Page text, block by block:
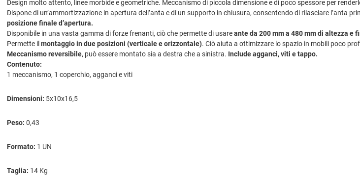
Design molto attento, linee morbide e geometriche. Meccanismo di piccola dimensione e di poco spessore per
Dispone di un’ammortizzazione in apertura dell’anta e di un supporto in chiusura, consentendo di rilasciare l’anta
posizione finale d’apertura.
Disponibile in una vasta gamma di forze frenanti, ciò che permette di usareante da 200 mm a 480 mm di altezza e
Permette il montaggio in due posizioni (verticale e orizzontale). Ciò aiuta a ottimizzare lo spazio in mobili poco
Meccanismo reversibile, può essere montato sia a destra che a sinistra. Include agganci, viti e tappo.
Contenuto:
1 meccanismo, 1 coperchio, agganci e viti
Dimensioni: 5x10x16,5
Peso: 0,43
Formato: 1 UN
Taglia: 14 Kg